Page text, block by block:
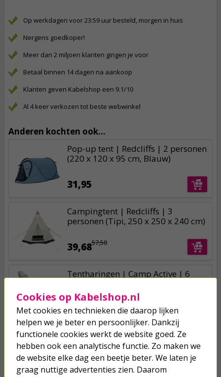
Je verwacht het niet
Op werkdagen voor 23:59 uur besteld, morgen in huis
Nergens goedkoper!
Meer dan 2 miljoen klanten gingen je voor
Betaal binnen 14 dagen na aankoop
Klanten geven Kabelshop een 9.1/10
Al 4 keer verkozen tot beste webwinkel
Anderen kochten ook...
Pop-up tent | Redcliffs | 2 personen
(220 x 120 x 95 cm, Blauw)
31,95
Campingtent | Redcliffs | 3
personen (Tipi, 250 x 250 x 240 cm)
57,50
39,68
Tentharingen | Camp Active | 6
2,50
Cookies op Kabelshop.nl
Met cookies en technieken die daarop lijken
helpen we je beter en persoonlijker. Dankzij
functionele cookies werkt de website goed. Ze
hebben ook een analytische functie. Zo maken we
de website elke dag een beetje beter. We laten je
graag nuttige advertenties zien. Daarom